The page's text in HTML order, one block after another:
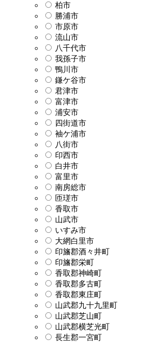
柏市
勝浦市
市原市
流山市
八千代市
我孫子市
鴨川市
鎌ケ谷市
君津市
富津市
浦安市
四街道市
袖ケ浦市
八街市
印西市
白井市
富里市
南房総市
匝瑳市
香取市
山武市
いすみ市
大網白里市
印旛郡酒々井町
印旛郡栄町
香取郡神崎町
香取郡多古町
香取郡東庄町
山武郡九十九里町
山武郡芝山町
山武郡横芝光町
長生郡一宮町